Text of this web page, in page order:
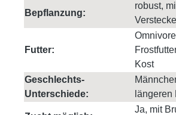
Bepflanzung:
robust,
Futter:
Kost
Geschlechts-
Unterschiede:
längeren
Ja, mit